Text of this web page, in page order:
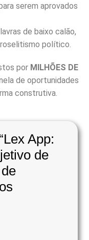
serem aprovados
de baixo calão,
político.
por MILHÕES DE
de oportunidades
construtiva.
Lex App:
de